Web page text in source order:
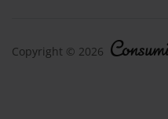
Copyright © 2026